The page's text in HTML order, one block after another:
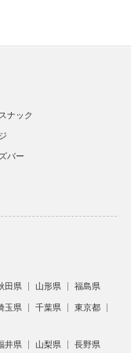
ナック
バー
田県 山形県 福島県
玉県 千葉県
東京都
井県 山梨県 長野県